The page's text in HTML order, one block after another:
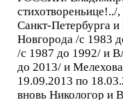
Санкт-Петербурга
Новгорода /с 1983
/с 1987 до 1992/ и
до 2013/ и
19.09.2013 по
вновь Никологор и